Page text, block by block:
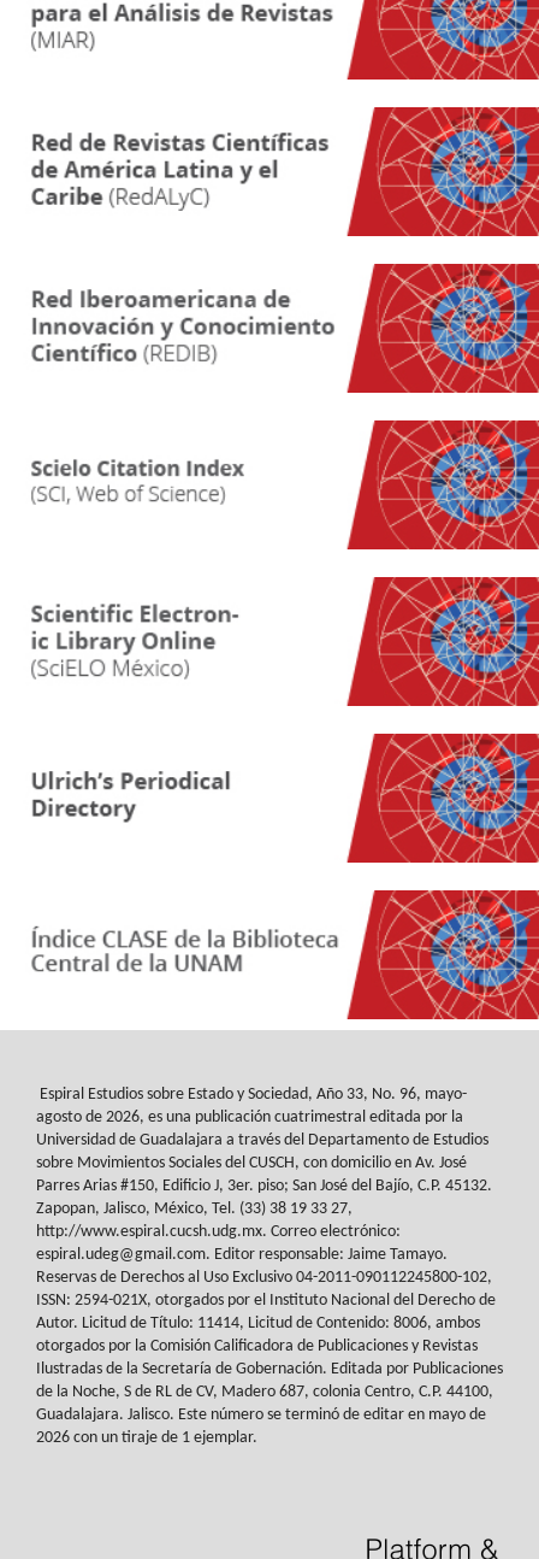
Espiral Estudios sobre Estado y Sociedad, Año 33, No. 96, mayo-
agosto de 2026, es una publicación cuatrimestral editada por la
Universidad de Guadalajara a través del Departamento de Estudios
sobre Movimientos Sociales del CUSCH , con domicilio en Av. José
Parres Arias #150, Edificio J, 3er. piso; San José del Bajío, C.P. 45132.
Zapopan, Jalisco, México, Tel. (33) 38 19 33 27,
http://www.espiral.cucsh.udg.mx. Correo electrónico:
espiral.udeg@gmail.com. Editor responsable: Jaime Tamayo.
Reservas de Derechos al Uso Exclusivo 04-2011-090112245800-102,
ISSN: 2594-021X, otorgados por el Instituto Nacional del Derecho de
Autor. Licitud de Título: 11414, Licitud de Contenido: 8006, ambos
otorgados por la Comisión Calificadora de Publicaciones y Revistas
Ilustradas de la Secretaría de Gobernación. Editada por Publicaciones
de la Noche, S de RL de CV, Madero 687, colonia Centro, C.P. 44100,
Guadalajara. Jalisco. Este número se terminó de editar en mayo de
2026 con un tiraje de 1 ejemplar.